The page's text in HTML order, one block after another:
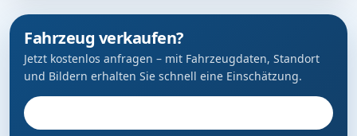
Fahrzeug verkaufen?
Jetzt kostenlos anfragen – mit Fahrzeugdaten, Standort
und Bildern erhalten Sie schnell eine Einschätzung.